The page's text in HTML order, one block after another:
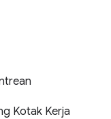
Kotak Kerja